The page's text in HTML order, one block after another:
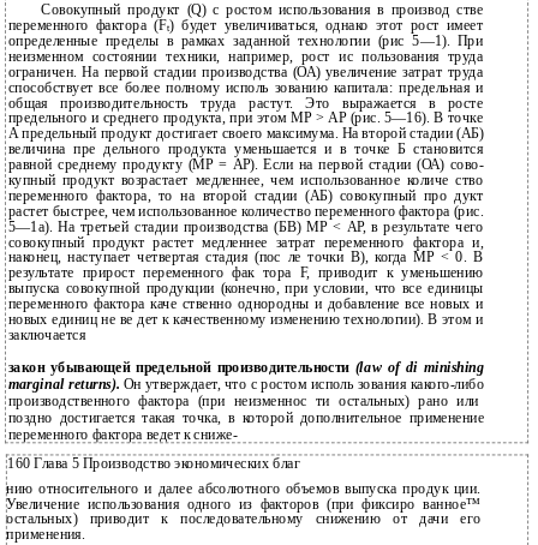
Совокупный продукт (Q) с ростом использования в производ­ стве
переменного фактора (Ft) будет увеличиваться, однако этот рост имеет
определенные пределы в рамках заданной технологии (рис 5—1). При
неизменном состоянии техники, например, рост ис­ пользования труда
ограничен. На первой стадии производства (ОА) увеличение затрат труда
способствует все более полному исполь­ зованию капитала: предельная и
общая производительность труда растут. Это выражается в росте
предельного и среднего продукта, при этом MP > АР (рис. 5—16). В точке
А предельный продукт достигает своего максимума. На второй стадии (АБ)
величина пре­ дельного продукта уменьшается и в точке Б становится
равной среднему продукту (MP = АР). Если на первой стадии (ОА) сово­
купный продукт возрастает медленнее, чем использованное количе­ ство
переменного фактора, то на второй стадии (АБ) совокупный про­ дукт
растет быстрее, чем использованное количество переменного фактора (рис.
5—1а). На третьей стадии производства (БВ) MP < АР, в результате чего
совокупный продукт растет медленнее затрат переменного фактора и,
наконец, наступает четвертая стадия (пос­ ле точки В), когда MP < 0. В
результате прирост переменного фак­ тора F, приводит к уменьшению
выпуска совокупной продукции (конечно, при условии, что все единицы
переменного фактора каче­ ственно однородны и добавление все новых и
новых единиц не ве­ дет к качественному изменению технологии). В этом и
заключается
закон убывающей предельной производительности (law of di­ minishing
marginal returns). Он утверждает, что с ростом исполь­ зования какого-либо
производственного фактора (при неизменнос­ ти остальных) рано или
поздно достигается такая точка, в которой дополнительное применение
переменного фактора ведет к сниже-
160 Глава 5 Производство экономических благ
нию относительного и далее абсолютного объемов выпуска продук­ ции.
Увеличение использования одного из факторов (при фиксиро­ ванное™
остальных) приводит к последовательному снижению от­ дачи его
применения.